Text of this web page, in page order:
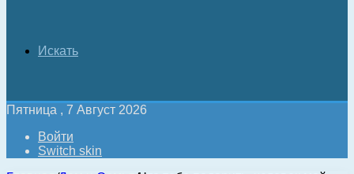
Искать
Пятница , 7 Август 2026
Войти
Switch skin